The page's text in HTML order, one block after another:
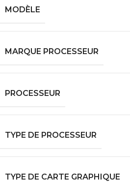
MODÈLE
MARQUE PROCESSEUR
PROCESSEUR
TYPE DE PROCESSEUR
TYPE DE CARTE GRAPHIQUE